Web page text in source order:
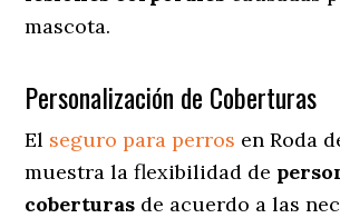
mascota.
Personalización de Coberturas
El seguro para perros en Roda
muestra la flexibilidad de
coberturas de acuerdo a las